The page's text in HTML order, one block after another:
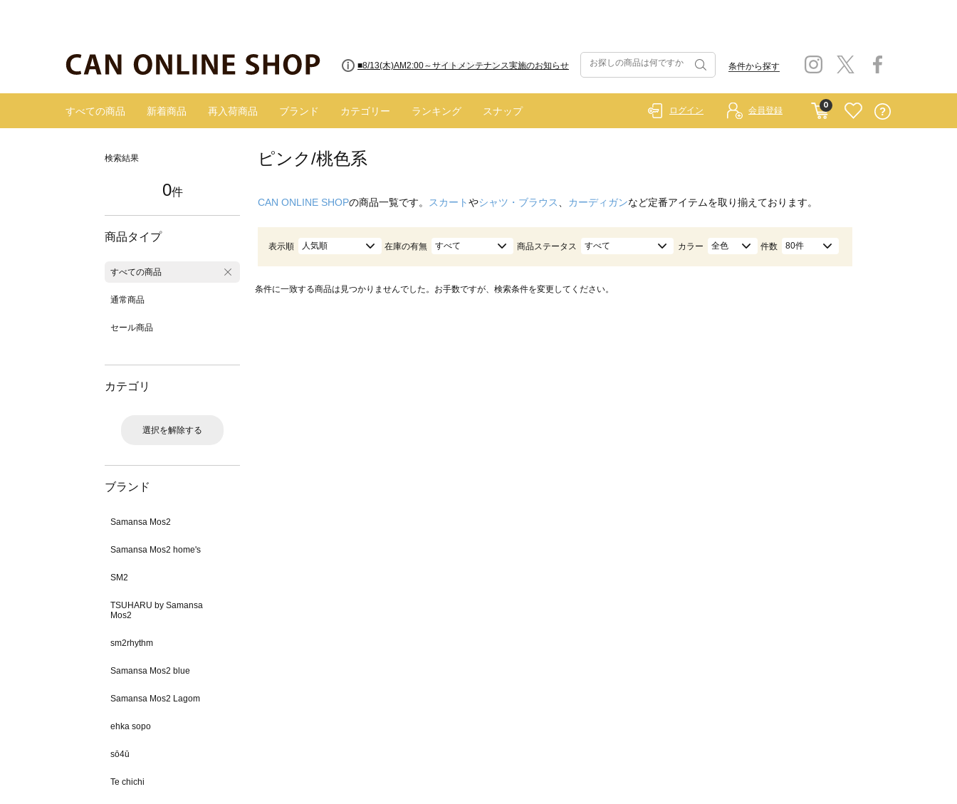
■8/13(木)AM2:00～サイトメンテナンス実施のお知らせ 条件から探す
すべての商品 新着商品 再入荷商品 ブランド カテゴリー ランキング スナップ
0
ログイン 会員登録
検索結果
0件
商品タイプ
すべての商品
通常商品
セール商品
カテゴリ
選択を解除する
ブランド
Samansa Mos2
Samansa Mos2 home's
SM2
TSUHARU by Samansa
Mos2
sm2rhythm
Samansa Mos2 blue
Samansa Mos2 Lagom
ehka sopo
sō4ū
Te chichi
ピンク/桃色系
CAN ONLINE SHOPの商品一覧です。 スカートやシャツ・ブラウス カーディガンなど定番アイテムを取り揃えております。
表示順 人気順 在庫の有無 すべて 商品ステータス すべて カラー 全色 件数 80件
条件に一致する商品は見つかりませんでした。お手数ですが、検索条件を変更してください。